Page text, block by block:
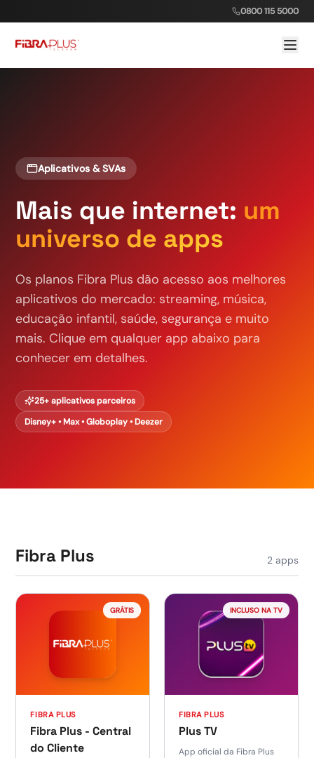
0800 115 5000
Aplicativos & SVAs
Mais que internet: um
universo de apps
Os planos Fibra Plus dão acesso aos melhores
aplicativos do mercado: streaming, música,
educação infantil, saúde, segurança e muito
mais. Clique em qualquer app abaixo para
conhecer em detalhes.
25+ aplicativos parceiros
Disney+ • Max • Globoplay • Deezer
Fibra Plus 2 apps
GRÁTIS
FIBRA PLUS
Fibra Plus - Central
do Cliente
INCLUSO NA TV
FIBRA PLUS
Plus TV
App oficial da Fibra Plus